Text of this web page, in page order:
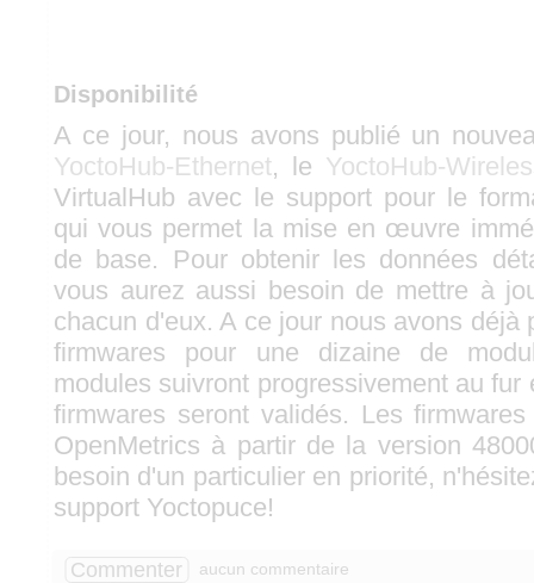
Disponibilité
A ce jour, nous avons publié un
YoctoHub-Ethernet, le YoctoHub-
VirtualHub avec le support pour le
qui vous permet la mise en œuvre
de base. Pour obtenir les données
vous aurez aussi besoin de mettre à
chacun d'eux. A ce jour nous avons déjà
firmwares pour une dizaine de
modules suivront progressivement au fur
firmwares seront validés. Les
OpenMetrics à partir de la version
besoin d'un particulier en priorité,
support Yoctopuce!
Commenter aucun commentaire